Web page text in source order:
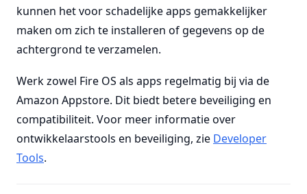
kunnen het voor schadelijke apps gemakkelijker
maken om zich te installeren of gegevens op de
achtergrond te verzamelen.
Werk zowel Fire OS als apps regelmatig bij via de
Amazon Appstore. Dit biedt betere beveiliging en
compatibiliteit. Voor meer informatie over
ontwikkelaarstools en beveiliging, zie Developer
Tools.